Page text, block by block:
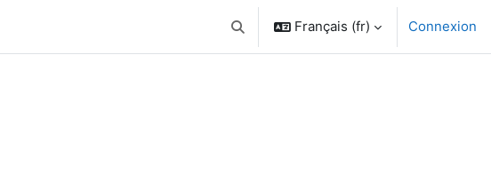
Activer/désactiver la saisie de recherche
Français ‎(fr)‎ Connexion